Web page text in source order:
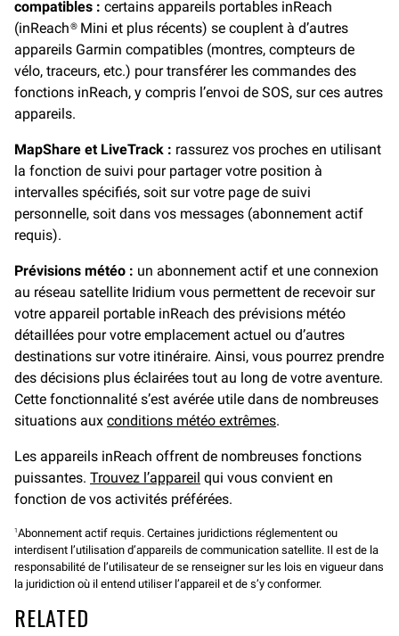
compatibles : certains appareils portables inReach
(inReach® Mini et plus récents) se couplent à d’autres
appareils Garmin compatibles (montres, compteurs de
vélo, traceurs, etc.) pour transférer les commandes des
fonctions inReach, y compris l’envoi de SOS, sur ces autres
appareils.
MapShare et LiveTrack : rassurez vos proches en utilisant
la fonction de suivi pour partager votre position à
intervalles spécifiés, soit sur votre page de suivi
personnelle, soit dans vos messages (abonnement actif
requis).
Prévisions météo : un abonnement actif et une connexion
au réseau satellite Iridium vous permettent de recevoir sur
votre appareil portable inReach des prévisions météo
détaillées pour votre emplacement actuel ou d’autres
destinations sur votre itinéraire. Ainsi, vous pourrez prendre
des décisions plus éclairées tout au long de votre aventure.
Cette fonctionnalité s’est avérée utile dans de nombreuses
situations aux conditions météo extrêmes.
Les appareils inReach offrent de nombreuses fonctions
puissantes. Trouvez l’appareil qui vous convient en
fonction de vos activités préférées.
1 Abonnement actif requis. Certaines juridictions réglementent ou
interdisent l’utilisation d’appareils de communication satellite. Il est de la
responsabilité de l’utilisateur de se renseigner sur les lois en vigueur dans
la juridiction où il entend utiliser l’appareil et de s’y conformer.
RELATED